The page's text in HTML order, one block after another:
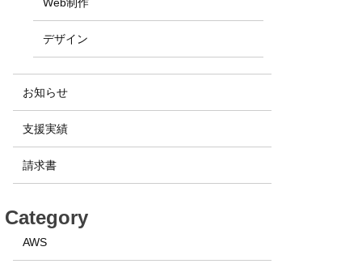
Web制作
デザイン
お知らせ
支援実績
請求書
Category
AWS